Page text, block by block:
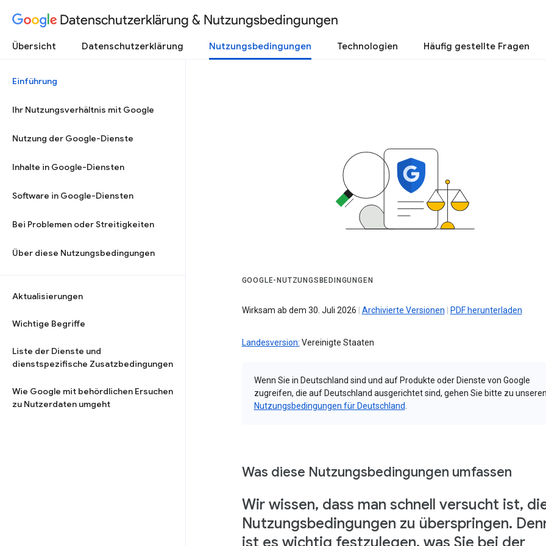
Datenschutzerklärung & Nutzungsbedingungen
Übersicht Datenschutzerklärung Nutzungsbedingungen Technologien Häufig gestellte Fragen
Einführung
Ihr Nutzungsverhältnis mit Google
Nutzung der Google-Dienste
Inhalte in Google-Diensten
Software in Google-Diensten
Bei Problemen oder Streitigkeiten
Über diese Nutzungsbedingungen
Aktualisierungen
Wichtige Begriffe
Liste der Dienste und
dienstspezifische Zusatzbedingungen
Wie Google mit behördlichen Ersuchen
zu Nutzerdaten umgeht
GOOGLE-NUTZUNGSBEDINGUNGEN
Wirksam ab dem 30. Juli 2026 Archivierte Versionen PDF herunterladen
Landesversion: Vereinigte Staaten
Wenn Sie in Deutschland sind und auf Produkte oder Dienste von Google
zugreifen, die auf Deutschland ausgerichtet sind, gehen Sie bitte zu unseren
Nutzungsbedingungen für Deutschland
Was diese Nutzungsbedingungen umfassen
Wir wissen, dass man schnell versucht ist,
Nutzungsbedingungen zu überspringen.
ist es wichtig festzulegen, was Sie bei der